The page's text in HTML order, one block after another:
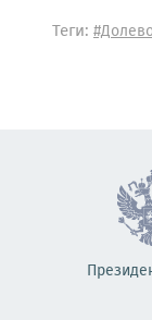
Теги: